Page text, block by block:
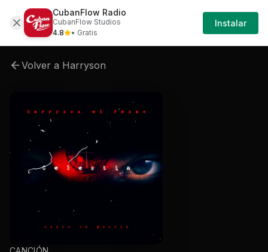
Artistas Harryson Harryson-celestia
Volver a Harryson
CubanFlow Radio
CubanFlow Studios
4.8
• Gratis
Instalar